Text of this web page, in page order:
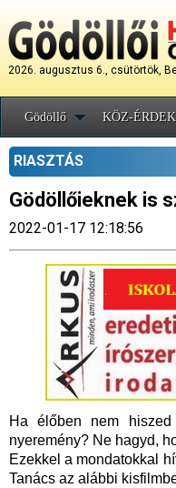
2026. augusztus 6., csütörtök,
Gödöllő KÖZ-
RIASZTÁS
Gödöllőieknek is
2022-01-17 12:18:56
Ha élőben nem
nyeremény? Ne hagyd,
Ezekkel a mondatokkal
Tanács az alábbi